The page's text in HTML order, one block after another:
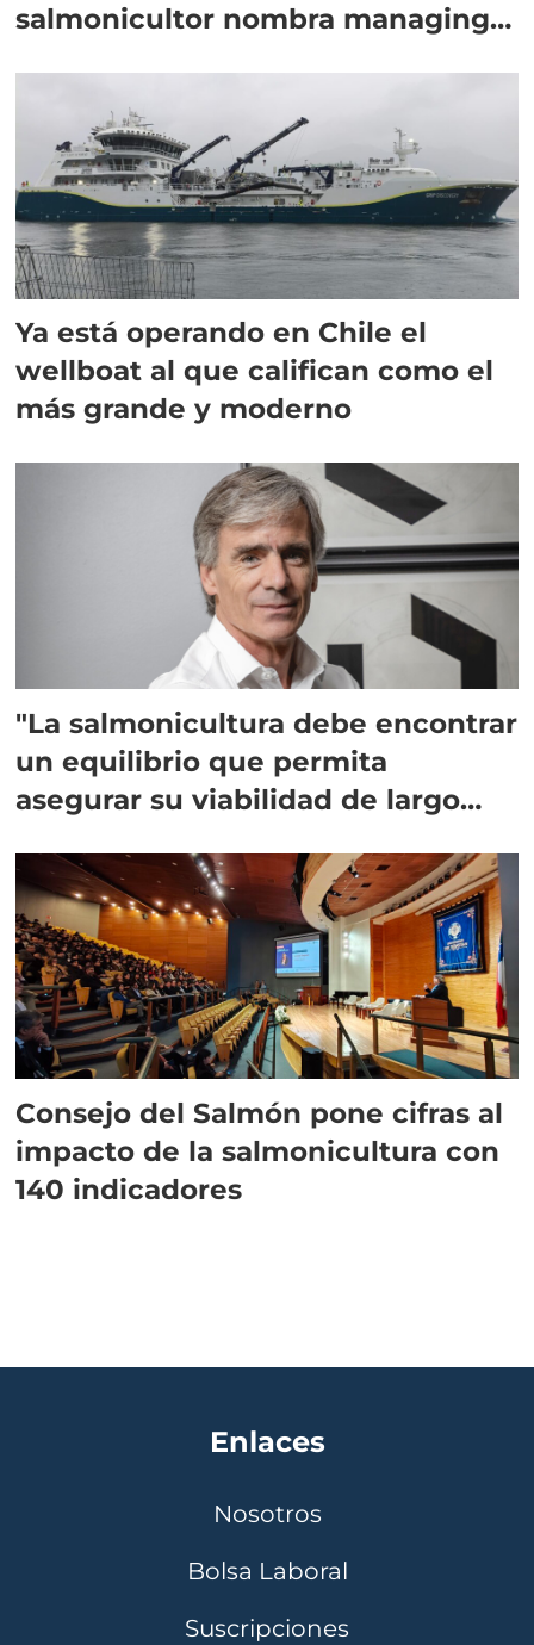
salmonicultor nombra managing
Ya está operando en Chile el
wellboat al que califican como el
más grande y moderno
"La salmonicultura debe encontrar
un equilibrio que permita
asegurar su viabilidad de largo
Consejo del Salmón pone cifras al
impacto de la salmonicultura con
140 indicadores
Enlaces
Nosotros
Bolsa Laboral
Suscripciones